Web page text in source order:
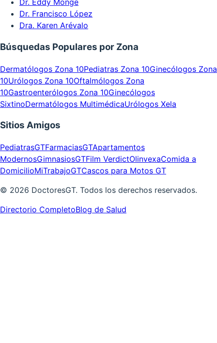
Dr. Eddy Monge
Dr. Francisco López
Dra. Karen Arévalo
Búsquedas Populares por Zona
Dermatólogos Zona 10Pediatras Zona 10Ginecólogos Zona
10Urólogos Zona 10Oftalmólogos Zona
10Gastroenterólogos Zona 10Ginecólogos
SixtinoDermatólogos MultimédicaUrólogos Xela
Sitios Amigos
PediatrasGTFarmaciasGTApartamentos
ModernosGimnasiosGTFilm VerdictOlinvexaComida a
DomicilioMiTrabajoGTCascos para Motos GT
© 2026 DoctoresGT. Todos los derechos reservados.
Directorio CompletoBlog de Salud